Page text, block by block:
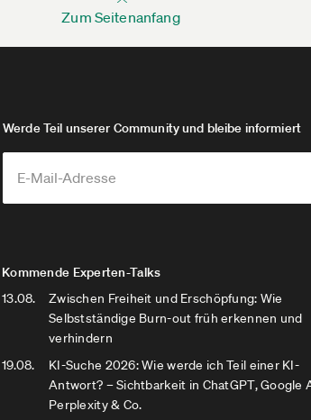
Zum Seitenanfang
Werde Teil unserer Community und bleibe informiert
Kommende Experten-Talks
13.08.
Zwischen Freiheit und Erschöpfung: Wie
Selbstständige Burn-out früh erkennen und
verhindern
19.08.
KI-Suche 2026: Wie werde ich Teil einer KI-
Antwort? – Sichtbarkeit in ChatGPT, Google
Perplexity & Co.